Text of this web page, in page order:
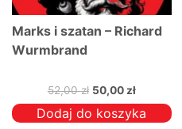
Marks i szatan – Richard
Wurmbrand
52,00zł Pierwotna
cena
wynosiła:
50,00 złAktualna
cena
wynosi:
Dodaj do koszyka